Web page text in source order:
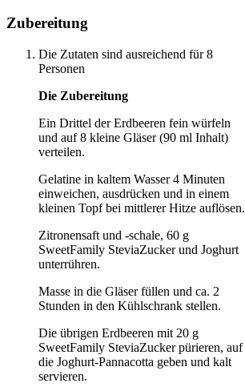
Zubereitung
Die Zutaten sind ausreichend für 8
Personen
Die Zubereitung
Ein Drittel der Erdbeeren fein würfeln
und auf 8 kleine Gläser (90 ml Inhalt)
verteilen.
Gelatine in kaltem Wasser 4 Minuten
einweichen, ausdrücken und in einem
kleinen Topf bei mittlerer Hitze auflösen.
Zitronensaft und -schale, 60 g
SweetFamily SteviaZucker und Joghurt
unterrühren.
Masse in die Gläser füllen und ca. 2
Stunden in den Kühlschrank stellen.
Die übrigen Erdbeeren mit 20 g
SweetFamily SteviaZucker pürieren, auf
die Joghurt-Pannacotta geben und kalt
servieren.